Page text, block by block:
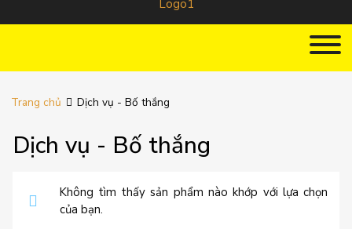
Trang chủ Dịch vụ - Bố thắng
Dịch vụ - Bố thắng
Không tìm thấy sản phẩm nào khớp với lựa chọn
của bạn.